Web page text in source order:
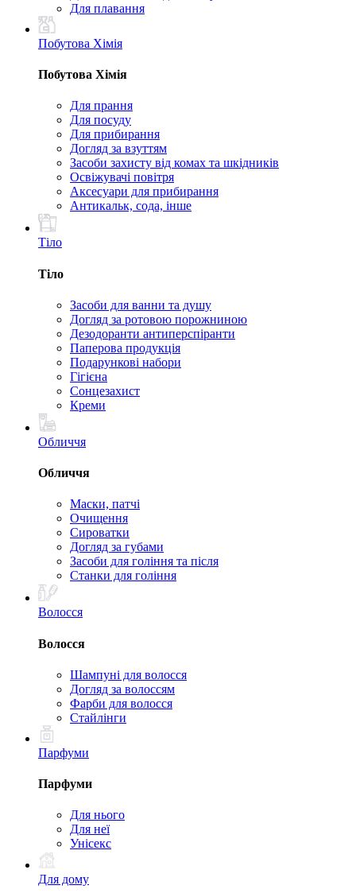
Для плавання
Побутова Хімія
Побутова Хімія
Для прання
Для посуду
Для прибирання
Догляд за взуттям
Засоби захисту від комах та шкідників
Освіжувачі повітря
Аксесуари для прибирання
Антикальк, сода, інше
Тіло
Тіло
Засоби для ванни та душу
Догляд за ротовою порожниною
Дезодоранти антиперспіранти
Паперова продукція
Подарункові набори
Гігієна
Сонцезахист
Креми
Обличчя
Обличчя
Маски, патчі
Очищення
Сироватки
Догляд за губами
Засоби для гоління та після
Станки для гоління
Волосся
Волосся
Шампуні для волосся
Догляд за волоссям
Фарби для волосся
Стайлінги
Парфуми
Парфуми
Для нього
Для неї
Унісекс
Для дому